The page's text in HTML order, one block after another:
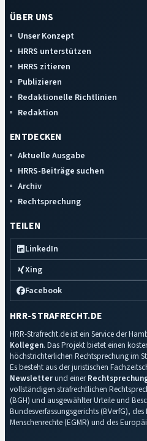
ÜBER UNS
Unser Konzept
HRRS unterstützen
HRRS zitieren
Publizieren
Redaktionelle Richtlinien
Redaktion
ENTDECKEN
Aktuelle Ausgabe
HRRS-Beiträge suchen
Archiv
Rechtsprechung
TEILEN
LinkedIn
Xing
Facebook
HRR-STRAFRECHT.DE
HRR-Strafrecht.de ist ein Service der
Kollegen. Das Projekt bietet einen
höchstrichterlichen Rechtsprechung im
Es besteht aus der juristischen
Newsletterund einer
vollständigen strafrechtlichen
(BGH) und ausgewählter Urteile und
Bundesverfassungsgerichts (BVerfG),
Menschenrechte (EGMR) und des